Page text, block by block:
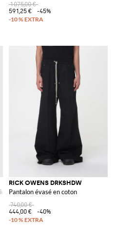
1 075,00 €
591,25 €
-45%
RICK OWENS DRKSHDW
Pantalon évasé en coton
740,00 €
444,00 €
-40%